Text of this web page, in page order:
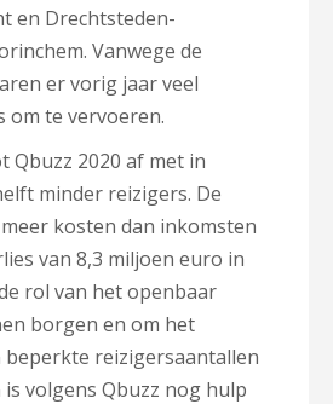
en Drechtsteden-
Vanwege de
er vorig jaar veel
om te vervoeren.
Qbuzz 2020 af met in
minder reizigers. De
kosten dan inkomsten
van 8,3 miljoen euro in
rol van het openbaar
borgen en om het
beperkte reizigersaantallen
volgens Qbuzz nog hulp